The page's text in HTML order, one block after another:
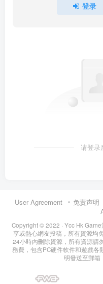
登录
请登录
User Agreement 免责声明
Copyright © 2022 · Ycc Hk
享或熱心網友投稿，所有資源均
24小時內刪除資源，所有資源請
務費，包含PC硬件軟件和遊戲各
明發送至郵